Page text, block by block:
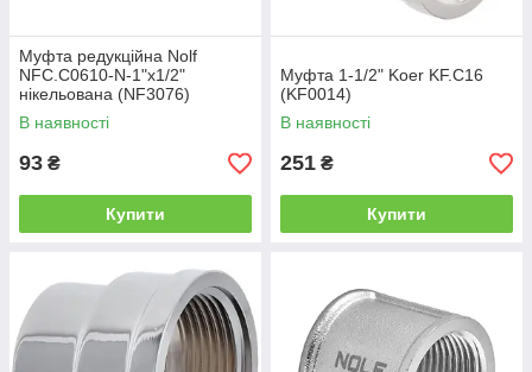
Муфта редукційна Nolf
NFC.C0610-N-1"x1/2"
нікельована (NF3076)
В наявності
93 ₴
Купити
Муфта 1-1/2" Koer KF.C16
(KF0014)
В наявності
251 ₴
Купити